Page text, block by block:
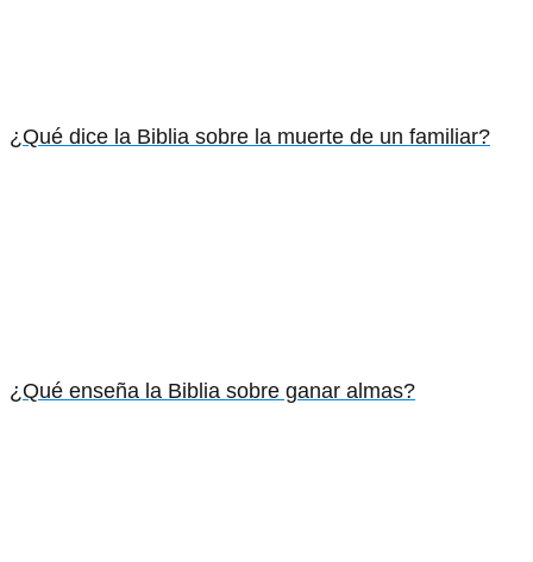
¿Qué dice la Biblia sobre la muerte de un familiar?
¿Qué enseña la Biblia sobre ganar almas?